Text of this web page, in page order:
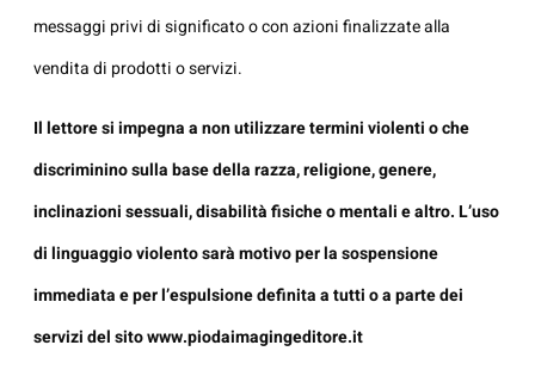
messaggi privi di significato o con azioni finalizzate alla
vendita di prodotti o servizi.
Il lettore si impegna a non utilizzare termini violenti o che
discriminino sulla base della razza, religione, genere,
inclinazioni sessuali, disabilità fisiche o mentali e altro. L’uso
di linguaggio violento sarà motivo per la sospensione
immediata e per l’espulsione definita a tutti o a parte dei
servizi del sitowww.piodaimagingeditore.it